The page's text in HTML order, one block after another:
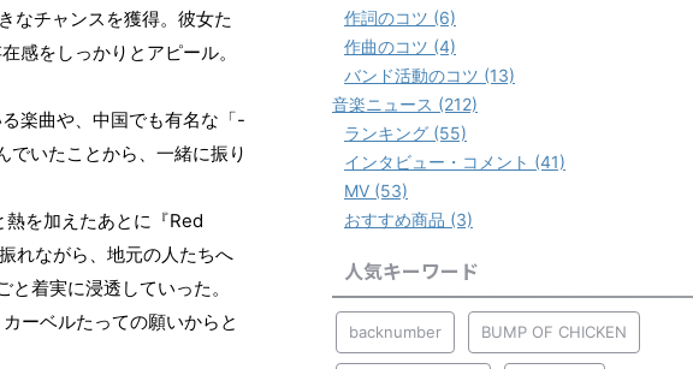
なチャンスを獲得。彼女た
感をしっかりとアピール。
楽曲や、中国でも有名な「 -
でいたことから、一緒に振り
を加えたあとに『Red
れながら、地元の人たちへ
着実に浸透していった。
カーベルたっての願いからと
作詞のコツ (6)
作曲のコツ (4)
バンド活動のコツ (13)
音楽ニュース (212)
ランキング (55)
インタビュー・コメント (41)
MV (53)
おすすめ商品 (3)
人気キーワード
backnumber BUMP OF CHICKEN